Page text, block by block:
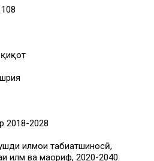
2018-2028
илмҳои табиатшиносӣ,
илм ва маориф, 2020-2040.